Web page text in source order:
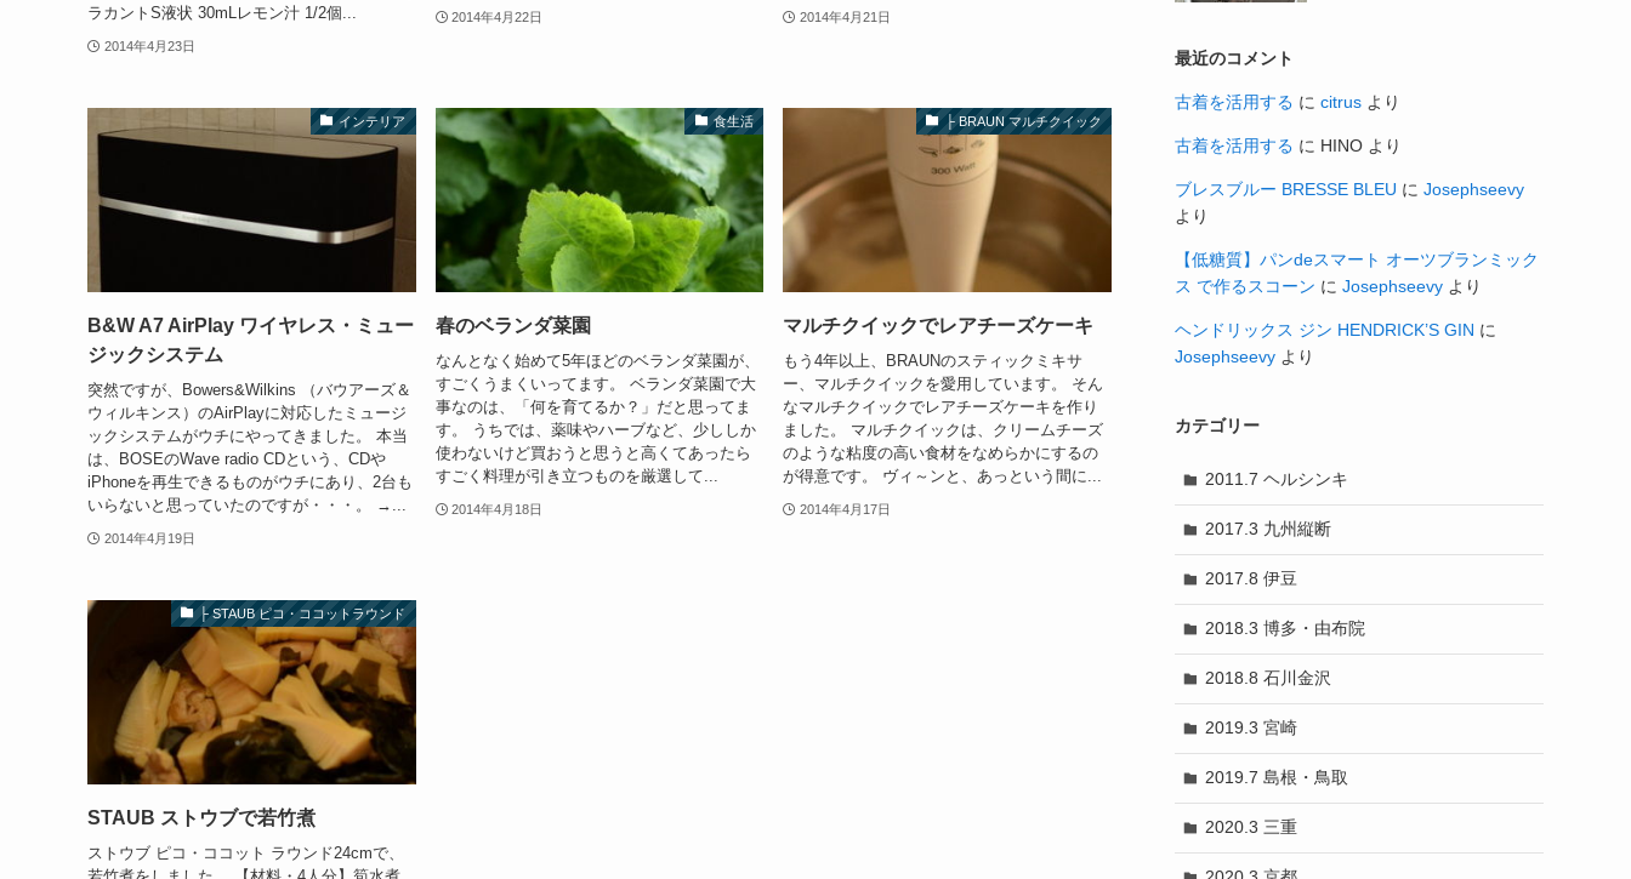
ラカントS液状 30mLレモン汁 1/2個...
2014年4月23日
2014年4月22日 2014年4月21日
インテリア
B&W A7 AirPlay ワイヤレス・ミュー
ジックシステム
突然ですが、Bowers&Wilkins （バウアーズ＆
ウィルキンス）のAirPlayに対応したミュージ
ックシステムがウチにやってきました。 本当
は、BOSEのWave radio CDという、CDや
iPhoneを再生できるものがウチにあり、2台も
いらないと思っていたのですが・・・。 →...
2014年4月19日
食生活
春のベランダ菜園
なんとなく始めて5年ほどのベランダ菜園が、
すごくうまくいってます。 ベランダ菜園で大
事なのは、「何を育てるか？」だと思ってま
す。 うちでは、薬味やハーブなど、少ししか
使わないけど買おうと思うと高くてあったら
すごく料理が引き立つものを厳選して...
2014年4月18日
├ BRAUN マルチクイック
マルチクイックでレアチーズケーキ
もう4年以上、BRAUNのスティックミキサ
ー、マルチクイックを愛用しています。 そん
なマルチクイックでレアチーズケーキを作り
ました。 マルチクイックは、クリームチーズ
のような粘度の高い食材をなめらかにするの
が得意です。 ヴィ～ンと、あっという間に...
2014年4月17日
├ STAUB ピコ・ココットラウンド
STAUB ストウブで若竹煮
ストウブ ピコ・ココット ラウンド24cmで、
最近のコメント
古着を活用する に citrus より
古着を活用する に HINO より
ブレスブルー BRESSE BLEU に Josephseevy
より
【低糖質】パンdeスマート オーツブランミック
ス で作るスコーン に Josephseevy より
ヘンドリックス ジン HENDRICK’S GIN に
Josephseevy より
カテゴリー
2011.7 ヘルシンキ
2017.3 九州縦断
2017.8 伊豆
2018.3 博多・由布院
2018.8 石川金沢
2019.3 宮崎
2019.7 島根・鳥取
2020.3 三重